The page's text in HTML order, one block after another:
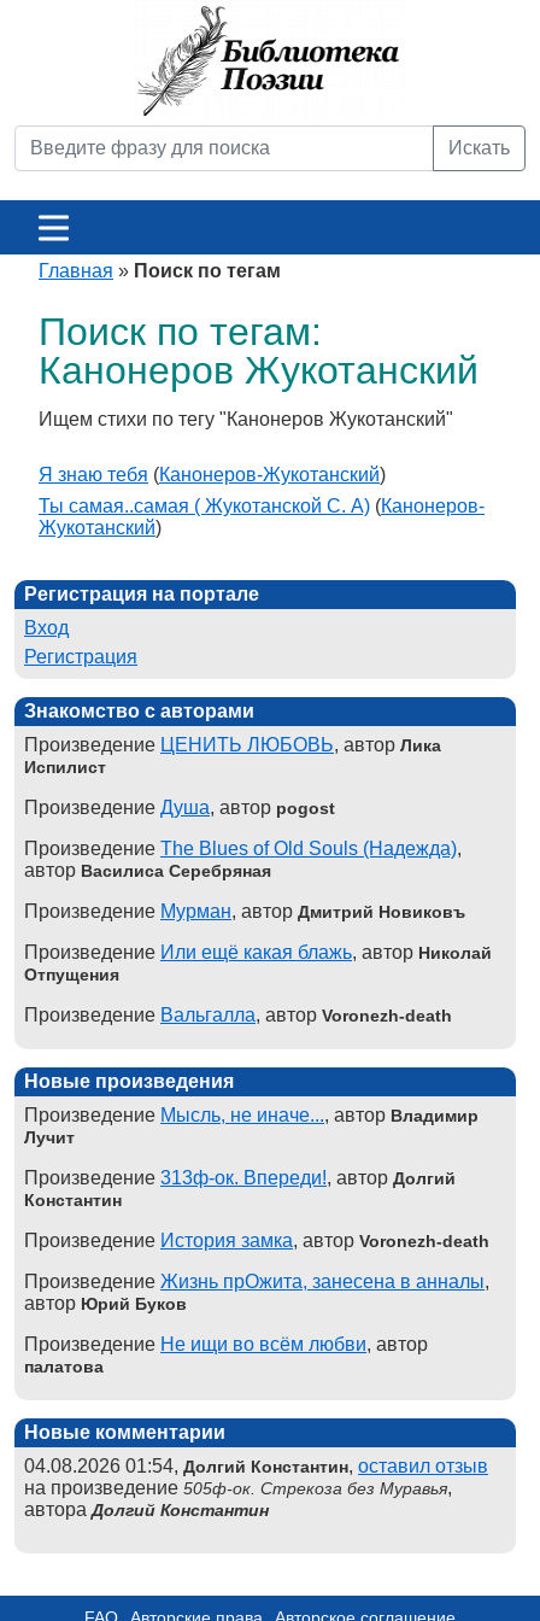
Искать
Главная » Поиск по тегам
Поиск по тегам:
Канонеров Жукотанский
Ищем стихи по тегу "Канонеров Жукотанский"
Я знаю тебя (Канонеров-Жукотанский)
Ты самая..самая ( Жукотанской С. А) (Канонеров-
Жукотанский)
Регистрация на портале
Вход
Регистрация
Знакомство с авторами
Произведение ЦЕНИТЬ ЛЮБОВЬ, автор Лика
Испилист
Произведение Душа, автор pogost
Произведение The Blues of Old Souls (Надежда),
автор Василиса Серебряная
Произведение Мурман, автор Дмитрий Новиковъ
Произведение Или ещё какая блажь, автор Николай
Отпущения
Произведение Вальгалла, автор Voronezh-death
Новые произведения
Произведение Мысль, не иначе..., автор Владимир
Лучит
Произведение 313ф-ок. Впереди!, автор Долгий
Константин
Произведение История замка, автор Voronezh-death
Произведение Жизнь прОжита, занесена в анналы,
автор Юрий Буков
Произведение Не ищи во всём любви, автор
палатова
Новые комментарии
04.08.2026 01:54, Долгий Константин, оставил отзыв
на произведение 505ф-ок. Стрекоза без Муравья,
автораДолгий Константин